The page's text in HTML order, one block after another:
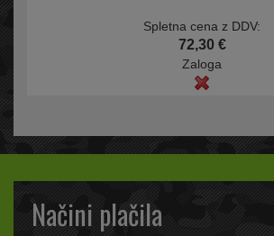
Spletna cena z DDV:
72,30 €
Zaloga
Načini plačila